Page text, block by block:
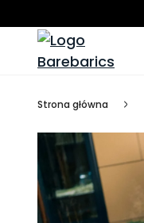
Strona główna